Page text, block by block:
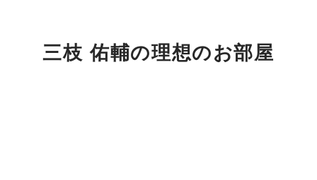
三枝 佑輔の理想のお部屋